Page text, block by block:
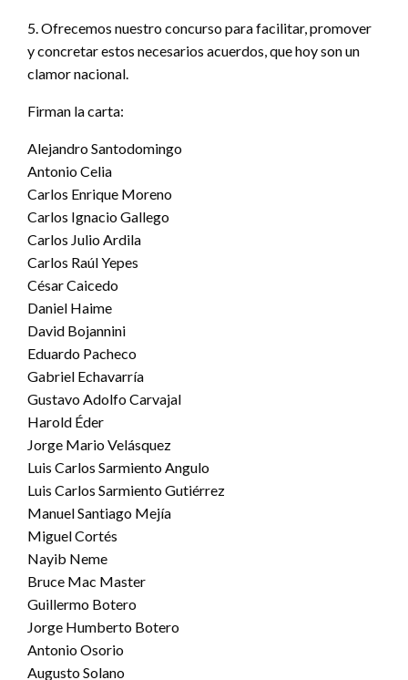
5. Ofrecemos nuestro concurso para facilitar, promover
y concretar estos necesarios acuerdos, que hoy son un
clamor nacional.
Firman la carta:
Alejandro Santodomingo
Antonio Celia
Carlos Enrique Moreno
Carlos Ignacio Gallego
Carlos Julio Ardila
Carlos Raúl Yepes
César Caicedo
Daniel Haime
David Bojannini
Eduardo Pacheco
Gabriel Echavarría
Gustavo Adolfo Carvajal
Harold Éder
Jorge Mario Velásquez
Luis Carlos Sarmiento Angulo
Luis Carlos Sarmiento Gutiérrez
Manuel Santiago Mejía
Miguel Cortés
Nayib Neme
Bruce Mac Master
Guillermo Botero
Jorge Humberto Botero
Antonio Osorio
Augusto Solano